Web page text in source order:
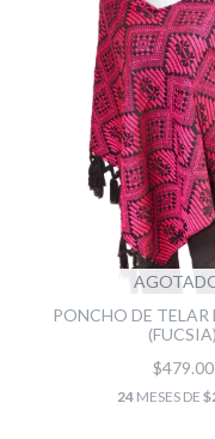
PONCHO DE TELAR
(FUCSIA)
$479.00
24 MESES DE